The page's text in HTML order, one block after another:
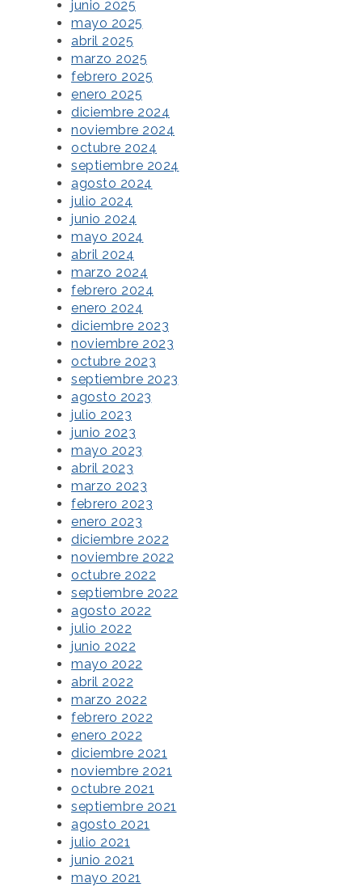
junio 2025
mayo 2025
abril 2025
marzo 2025
febrero 2025
enero 2025
diciembre 2024
noviembre 2024
octubre 2024
septiembre 2024
agosto 2024
julio 2024
junio 2024
mayo 2024
abril 2024
marzo 2024
febrero 2024
enero 2024
diciembre 2023
noviembre 2023
octubre 2023
septiembre 2023
agosto 2023
julio 2023
junio 2023
mayo 2023
abril 2023
marzo 2023
febrero 2023
enero 2023
diciembre 2022
noviembre 2022
octubre 2022
septiembre 2022
agosto 2022
julio 2022
junio 2022
mayo 2022
abril 2022
marzo 2022
febrero 2022
enero 2022
diciembre 2021
noviembre 2021
octubre 2021
septiembre 2021
agosto 2021
julio 2021
junio 2021
mayo 2021